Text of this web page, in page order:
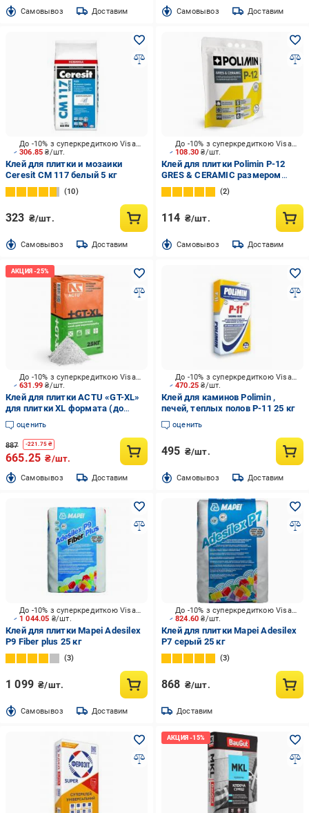
Cамовывоз Доставим Cамовывоз Доставим
306.85₴/шт.
До -10% з суперкредиткою Visa Вигода
Клей для плитки и мозаики
Ceresit CM 117 белый 5 кг
10
323 ₴/шт.
Cамовывоз Доставим
108.30₴/шт.
До -10% з суперкредиткою Visa Вигода
Клей для плитки Polimin P-12
GRES & CERAMIC размером
600х600 мм 5 кг
2
114 ₴/шт.
Cамовывоз Доставим
631.99₴/шт.
До -10% з суперкредиткою Visa Вигода
Клей для плитки ACTU «GT-XL»
для плитки XL формата (до
180x180 см), Эластичный 25 кг
оценить
887 -221.75 ₴
665.25 ₴/шт.
Cамовывоз Доставим
470.25₴/шт.
До -10% з суперкредиткою Visa Вигода
Клей для каминов Polimin ,
печей, теплых полов P-11 25 кг
оценить
495 ₴/шт.
Cамовывоз Доставим
1 044.05 ₴/шт.
До -10% з суперкредиткою Visa Вигода
Клей для плитки Mapei Adesilex
P9 Fiber plus 25 кг
3
1 099 ₴/шт.
Cамовывоз Доставим
824.60₴/шт.
До -10% з суперкредиткою Visa Вигода
Клей для плитки Mapei Adesilex
P7 серый 25 кг
3
868 ₴/шт.
Доставим